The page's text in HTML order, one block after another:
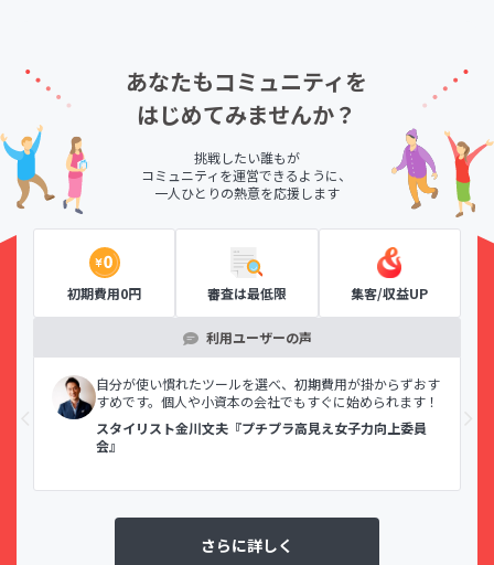
あなたもコミュニティを
はじめてみませんか？
挑戦したい誰もが
コミュニティを運営できるように、
一人ひとりの熱意を応援します
初期費用0円 審査は最低限 集客/収益UP
利用ユーザーの声
自分が使い慣れたツールを選べ、初期費用が掛からずおす
すめです。個人や小資本の会社でもすぐに始められます！
スタイリスト金川文夫『プチプラ高見え女子力向上委員
会』
さらに詳しく